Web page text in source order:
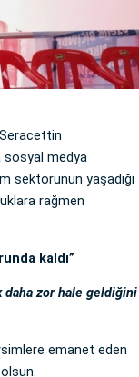
sosyal medya
sektörünün yaşadığı
rağmen
kaldı”
daha zor hale geldiğini
emanet eden